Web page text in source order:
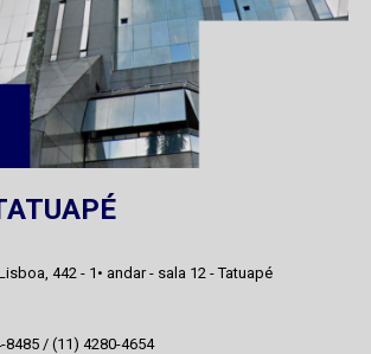
442 - 1• andar - sala 12 - Tatuapé
8485 / (11) 4280-4654